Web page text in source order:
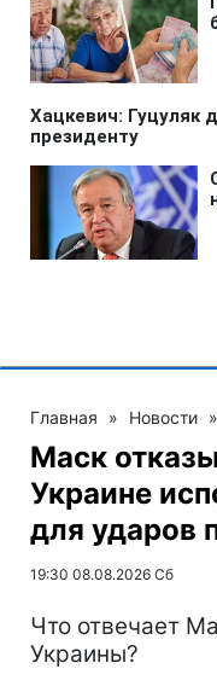
Главная » Новости »
Маск
Украине
для ударов
19:30 08.08.2026 Сб
Что отвечает
Украины?